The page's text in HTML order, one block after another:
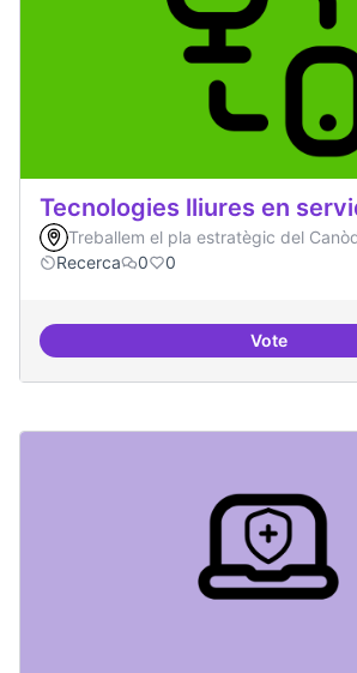
Tecnologies lliures en
Treballem el pla estratègic del
Recerca
0 0
Vote